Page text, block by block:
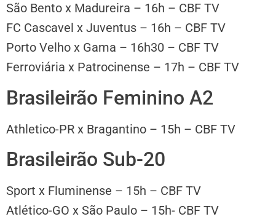
São Bento x Madureira – 16h – CBF TV
FC Cascavel x Juventus – 16h – CBF TV
Porto Velho x Gama – 16h30 – CBF TV
Ferroviária x Patrocinense – 17h – CBF TV
Brasileirão Feminino A2
Athletico-PR x Bragantino – 15h – CBF TV
Brasileirão Sub-20
Sport x Fluminense – 15h – CBF TV
Atlético-GO x São Paulo – 15h- CBF TV